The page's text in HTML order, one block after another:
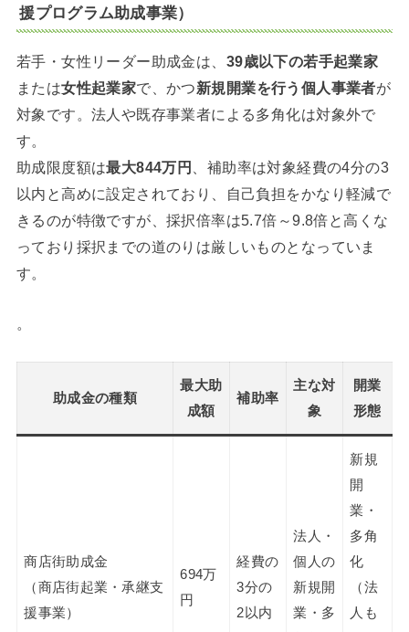
援プログラム助成事業）
若手・女性リーダー助成金は、 39歳以下の若手起業家
または女性起業家で、かつ新規開業を行う個人事業者が
対象です。法人や既存事業者による多角化は対象外で
す。
助成限度額は最大844万円
、補助率は対象経費の4分の3
以内と高めに設定されており、自己負担をかなり軽減で
きるのが特徴ですが、採択倍率は5.7倍～9.8倍と高くな
っており採択までの道のりは厳しいものとなっていま
す。
。
助成金の種類
最大助
成額
補助率
主な対
象
開業
形態
商店街助成金
（商店街起業・承継支
援事業）
694万
円
経費の
3分の
2以内
法人・
個人の
新規開
業・多
新規
開
業・
多角
化
（法
人も